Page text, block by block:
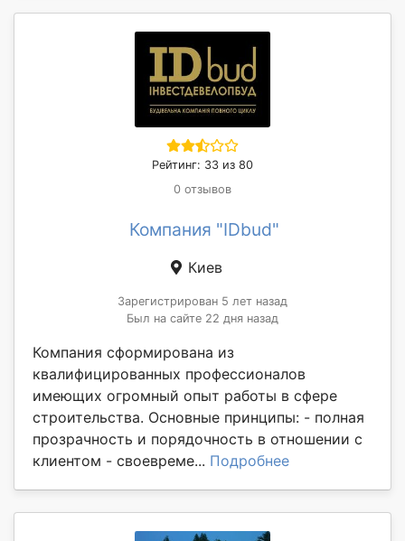
Рейтинг: 33 из 80
0 отзывов
Компания "IDbud"
Киев
Зарегистрирован 5 лет назад
Был на сайте 22 дня назад
Компания сформирована из
квалифицированных профессионалов
имеющих огромный опыт работы в сфере
строительства. Основные принципы: - полная
прозрачность и порядочность в отношении с
клиентом - своевреме... Подробнее